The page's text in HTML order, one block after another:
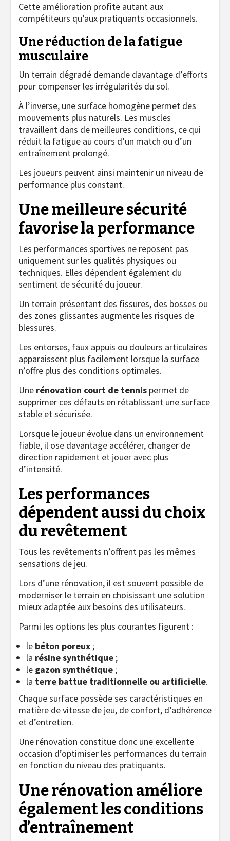
Cette amélioration profite autant aux
compétiteurs qu’aux pratiquants occasionnels.
Une réduction de la fatigue
musculaire
Un terrain dégradé demande davantage d’efforts
pour compenser les irrégularités du sol.
À l’inverse, une surface homogène permet des
mouvements plus naturels. Les muscles
travaillent dans de meilleures conditions, ce qui
réduit la fatigue au cours d’un match ou d’un
entraînement prolongé.
Les joueurs peuvent ainsi maintenir un niveau de
performance plus constant.
Une meilleure sécurité
favorise la performance
Les performances sportives ne reposent pas
uniquement sur les qualités physiques ou
techniques. Elles dépendent également du
sentiment de sécurité du joueur.
Un terrain présentant des fissures, des bosses ou
des zones glissantes augmente les risques de
blessures.
Les entorses, faux appuis ou douleurs articulaires
apparaissent plus facilement lorsque la surface
n’offre plus des conditions optimales.
Une rénovation court de tennis permet de
supprimer ces défauts en rétablissant une surface
stable et sécurisée.
Lorsque le joueur évolue dans un environnement
fiable, il ose davantage accélérer, changer de
direction rapidement et jouer avec plus
d’intensité.
Les performances
dépendent aussi du choix
du revêtement
Tous les revêtements n’offrent pas les mêmes
sensations de jeu.
Lors d’une rénovation, il est souvent possible de
moderniser le terrain en choisissant une solution
mieux adaptée aux besoins des utilisateurs.
Parmi les options les plus courantes figurent :
le béton poreux ;
la résine synthétique ;
le gazon synthétique ;
la terre battue traditionnelle ou artificielle.
Chaque surface possède ses caractéristiques en
matière de vitesse de jeu, de confort, d’adhérence
et d’entretien.
Une rénovation constitue donc une excellente
occasion d’optimiser les performances du terrain
en fonction du niveau des pratiquants.
Une rénovation améliore
également les conditions
d’entraînement